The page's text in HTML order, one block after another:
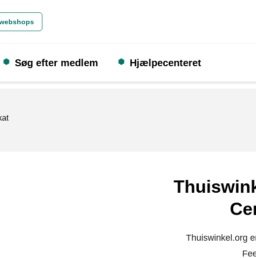
Søg efter medlem Hjælpecenteret
Thuiswinkel.org